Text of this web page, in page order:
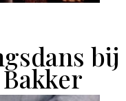
bij